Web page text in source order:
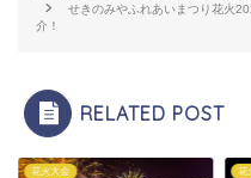
せきのみやふれあいまつり花火
介！
RELATED POST